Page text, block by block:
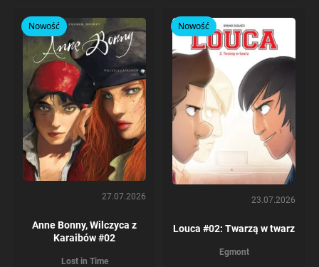
Nowość
27.07.2026
Anne Bonny, Wilczyca z
Karaibów #02
Lost in Time
Nowość
23.07.2026
Louca #02: Twarzą w twarz
Egmont